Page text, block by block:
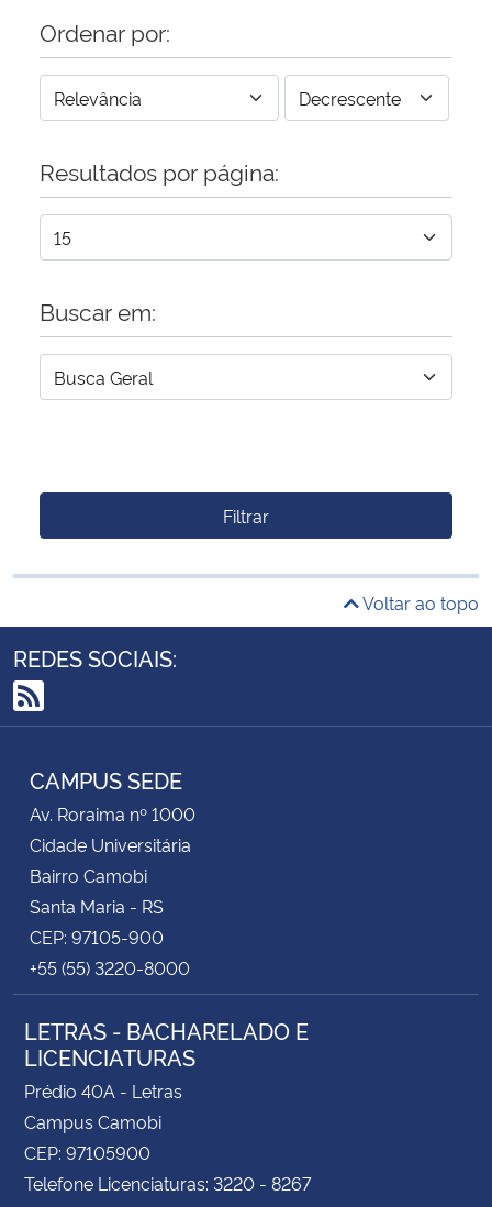
Ordenar por:
Resultados por página:
Buscar em:
Filtrar
Voltar ao topo
REDES SOCIAIS:
RSS
CAMPUS SEDE
Av. Roraima nº 1000
Cidade Universitária
Bairro Camobi
Santa Maria - RS
CEP: 97105-900
+55 (55) 3220-8000
LETRAS - BACHARELADO E
LICENCIATURAS
Prédio 40A - Letras
Campus Camobi
CEP: 97105900
Telefone Licenciaturas: 3220 - 8267